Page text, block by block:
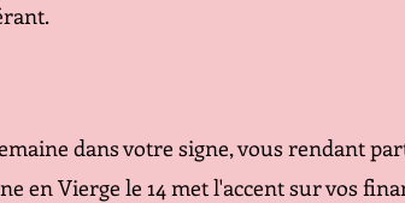
dans votre signe, vous rendant
en Vierge le 14 met l'accent sur vos